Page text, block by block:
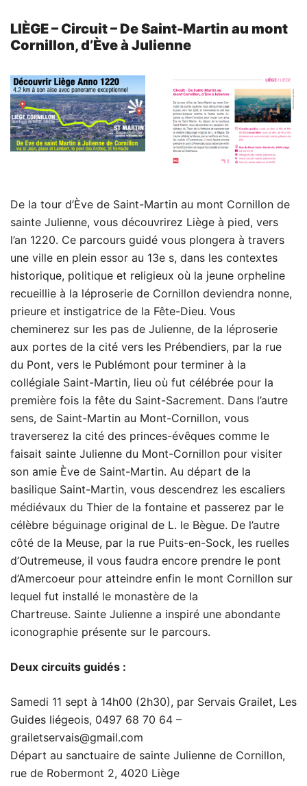
LIÈGE – Circuit – De Saint-Martin au mont
Cornillon, d’Ève à Julienne
De la tour d’Ève de Saint-Martin au mont Cornillon de
sainte Julienne, vous découvrirez Liège à pied, vers
l’an 1220. Ce parcours guidé vous plongera à travers
une ville en plein essor au 13e s, dans les contextes
historique, politique et religieux où la jeune orpheline
recueillie à la léproserie de Cornillon deviendra nonne,
prieure et instigatrice de la Fête-Dieu. Vous
cheminerez sur les pas de Julienne, de la léproserie
aux portes de la cité vers les Prébendiers, par la rue
du Pont, vers le Publémont pour terminer à la
collégiale Saint-Martin, lieu où fut célébrée pour la
première fois la fête du Saint-Sacrement. Dans l’autre
sens, de Saint-Martin au Mont-Cornillon, vous
traverserez la cité des princes-évêques comme le
faisait sainte Julienne du Mont-Cornillon pour visiter
son amie Ève de Saint-Martin. Au départ de la
basilique Saint-Martin, vous descendrez les escaliers
médiévaux du Thier de la fontaine et passerez par le
célèbre béguinage original de L. le Bègue. De l’autre
côté de la Meuse, par la rue Puits-en-Sock, les ruelles
d’Outremeuse, il vous faudra encore prendre le pont
d’Amercoeur pour atteindre enfin le mont Cornillon sur
lequel fut installé le monastère de la
Chartreuse. Sainte Julienne a inspiré une abondante
iconographie présente sur le parcours.
Deux circuits guidés :
Samedi 11 sept à 14h00 (2h30), par Servais Grailet, Les
Guides liégeois, 0497 68 70 64 –
grailetservais@gmail.com
Départ au sanctuaire de sainte Julienne de Cornillon,
rue de Robermont 2, 4020 Liège